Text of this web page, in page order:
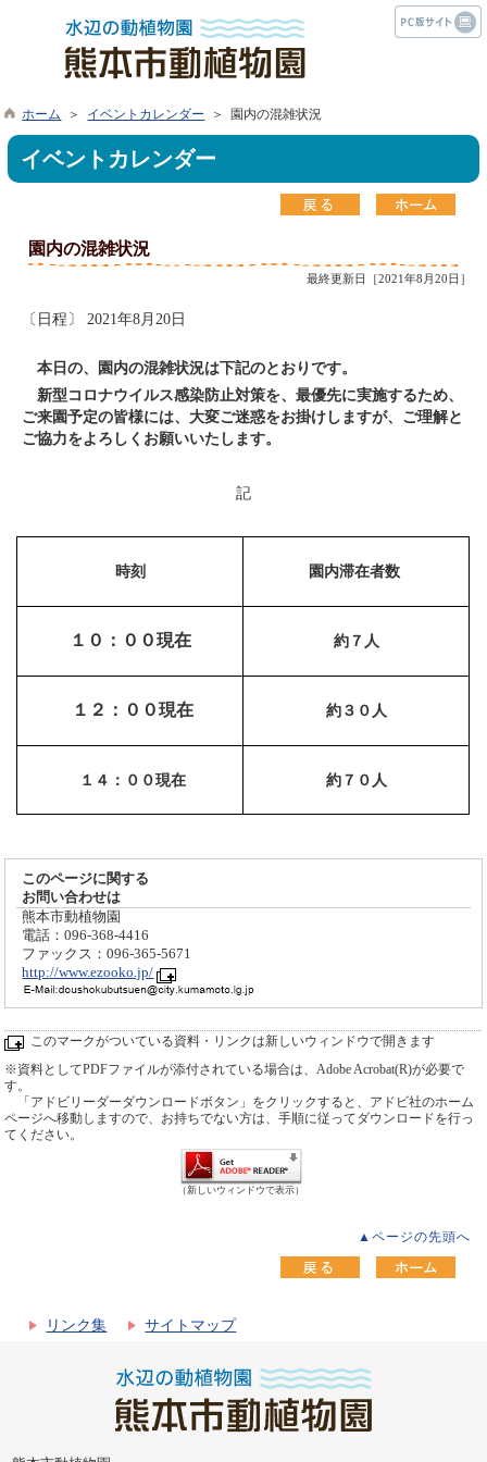
ホーム ＞ イベントカレンダー ＞ 園内の混雑状況
イベントカレンダー
園内の混雑状況
最終更新日［2021年8月20日］
〔日程〕 2021年8月20日
本日の、園内の混雑状況は下記のとおりです。
新型コロナウイルス感染防止対策を、最優先に実施するため、
ご来園予定の皆様には、大変ご迷惑をお掛けしますが、ご理解と
ご協力をよろしくお願いいたします。
記
時刻 園内滞在者数
１０：００現在 約７人
１２：００現在 約３０人
１４：００現在 約７０人
このページに関する
お問い合わせは
熊本市動植物園
電話：096-368-4416
ファックス：096-365-5671
http://www.ezooko.jp/
このマークがついている資料・リンクは新しいウィンドウで開きます
※資料としてPDFファイルが添付されている場合は、Adobe Acrobat(R)が必要で
す。
「アドビリーダーダウンロードボタン」をクリックすると、アドビ社のホーム
ページへ移動しますので、お持ちでない方は、手順に従ってダウンロードを行っ
てください。
（新しいウィンドウで表示）
▲ページの先頭へ
リンク集 サイトマップ